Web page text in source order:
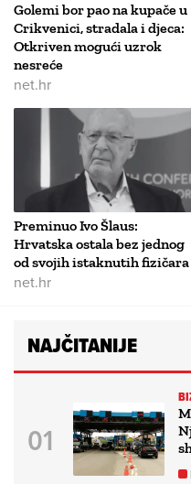
Golemi bor pao na kupače u
Crikvenici, stradala i djeca:
Otkriven mogući uzrok
nesreće
net.hr
Preminuo Ivo Šlaus:
Hrvatska ostala bez jednog
od svojih istaknutih fizičara
net.hr
NAJČITANIJE